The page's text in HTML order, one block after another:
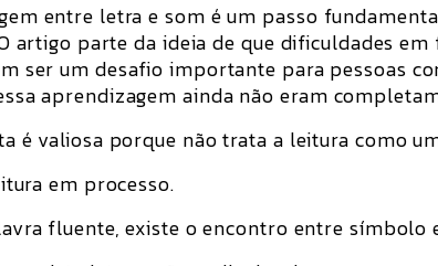
entre letra e som é um passo
artigo parte da ideia de que dificuldades
ser um desafio importante para pessoas
aprendizagem ainda não eram
é valiosa porque não trata a leitura como
em processo.
fluente, existe o encontro entre símbolo